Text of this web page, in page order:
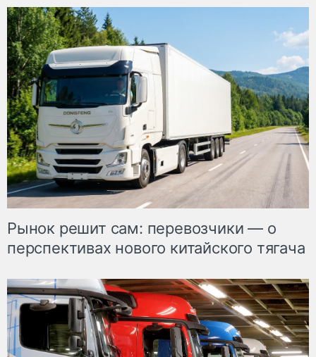
Рынок решит сам: перевозчики — о
перспективах нового китайского тягача